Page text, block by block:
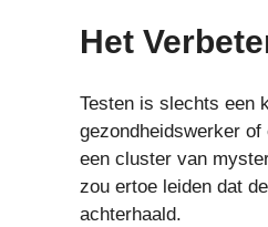
Het
Testen is slechts een
gezondheidswerker
een cluster van
zou ertoe leiden dat
achterhaald.